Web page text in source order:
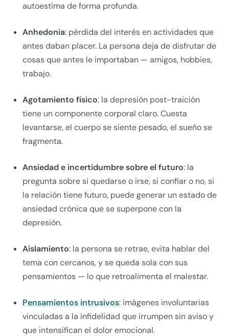
autoestima de forma profunda.
Anhedonia: pérdida del interés en actividades que
antes daban placer. La persona deja de disfrutar de
cosas que antes le importaban — amigos, hobbies,
trabajo.
Agotamiento físico: la depresión post-traición
tiene un componente corporal claro. Cuesta
levantarse, el cuerpo se siente pesado, el sueño se
fragmenta.
Ansiedad e incertidumbre sobre el futuro: la
pregunta sobre si quedarse o irse, si confiar o no, si
la relación tiene futuro, puede generar un estado de
ansiedad crónica que se superpone con la
depresión.
Aislamiento: la persona se retrae, evita hablar del
tema con cercanos, y se queda sola con sus
pensamientos — lo que retroalimenta el malestar.
Pensamientos intrusivos: imágenes involuntarias
vinculadas a la infidelidad que irrumpen sin aviso y
que intensifican el dolor emocional.